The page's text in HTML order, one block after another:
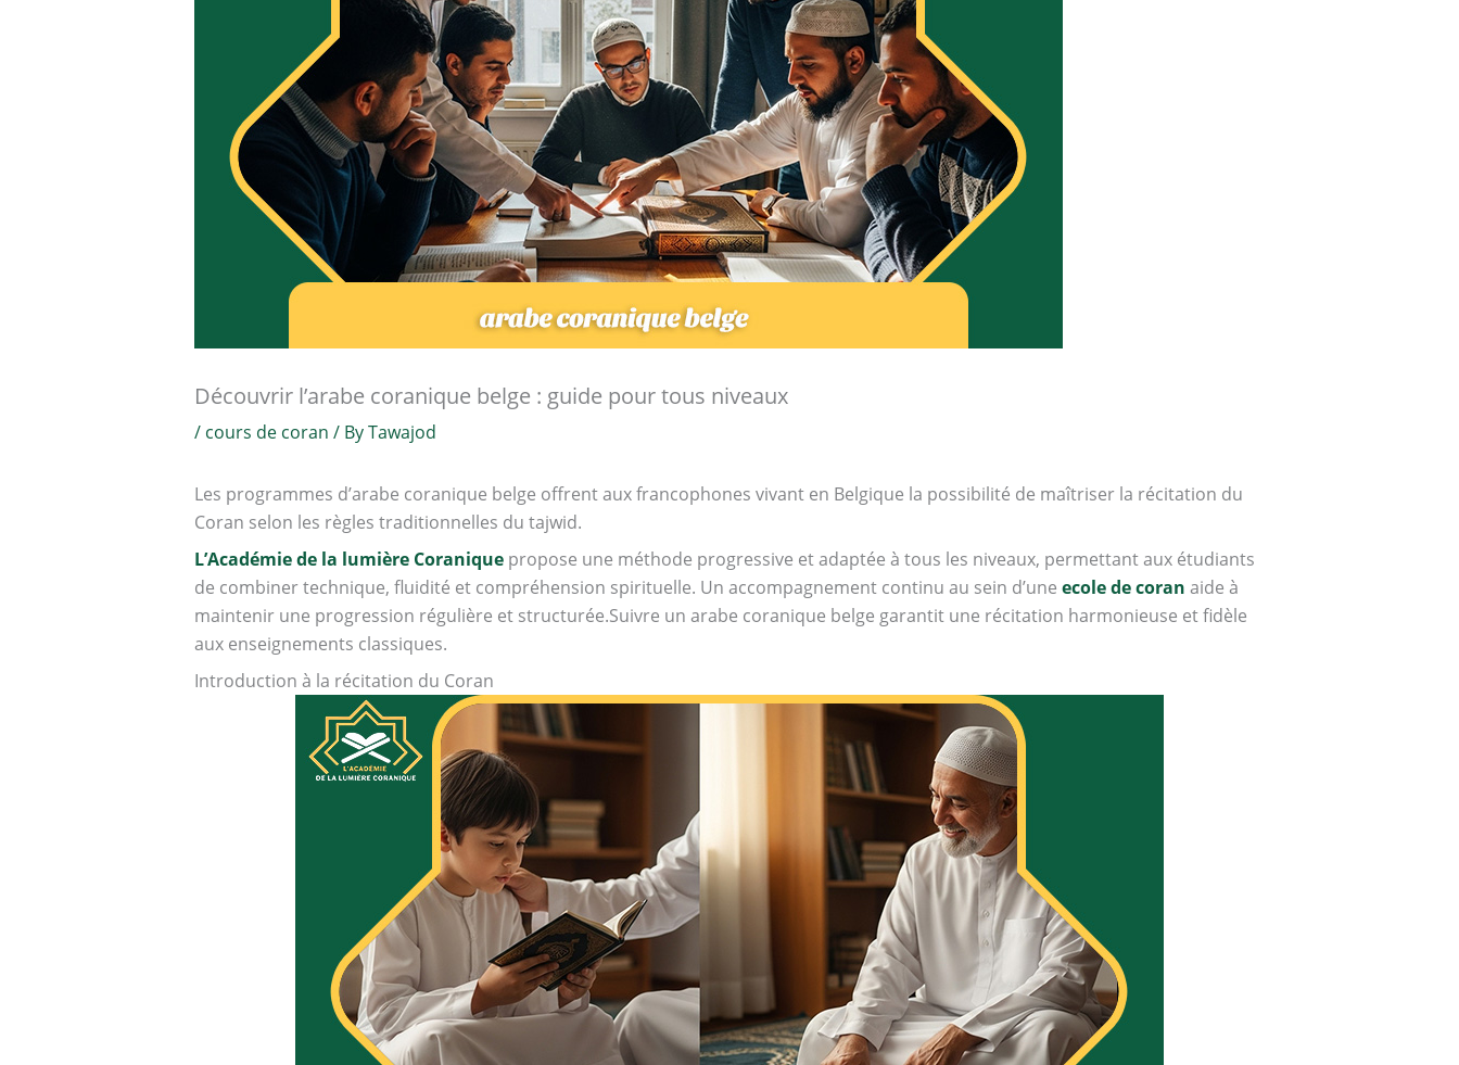
Découvrir l’arabe coranique belge : guide pour tous niveaux
/ cours de coran / ByTawajod
Les programmes d’arabe coranique belge offrent aux francophones vivant en Belgique la possibilité de maîtriser la récitation du
Coran selon les règles traditionnelles du tajwid.
L’Académie de la lumière Coraniquepropose une méthode progressive et adaptée à tous les niveaux, permettant aux étudiants
de combiner technique, fluidité et compréhension spirituelle. Un accompagnement continu au sein d’une ecole de coran aide à
maintenir une progression régulière et structurée.Suivre un arabe coranique belge garantit une récitation harmonieuse et fidèle
aux enseignements classiques.
Introduction à la récitation du Coran